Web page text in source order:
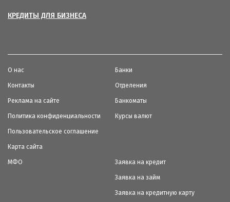
КРЕДИТЫ ДЛЯ БИЗНЕСА
О нас
Контакты
Реклама на сайте
Политика конфиденциальности
Пользовательское соглашение
Карта сайта
Банки
Отделения
Банкоматы
Курсы валют
МФО Заявка на кредит
Заявка на займ
Заявка на кредитную карту